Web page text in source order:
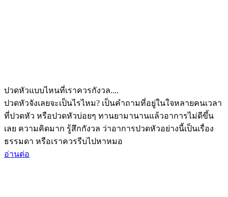
ปวดหัวแบบไหนที่เราควรกังวล....
ปวดหัวจังเลยจะเป็นไรไหม? เป็นคำถามที่อยู่ในใจหลายคนเวลา
ที่ปวดหัว หรือปวดหัวบ่อยๆ ทานยามานานแล้วอาการไม่ดีขึ้น
เลย ความคิดมาก รู้สึกกังวล ว่าอาการปวดหัวอย่างนี้เป็นเรื่อง
ธรรมดา หรือเราควรรีบไปหาหมอ
อ่านต่อ